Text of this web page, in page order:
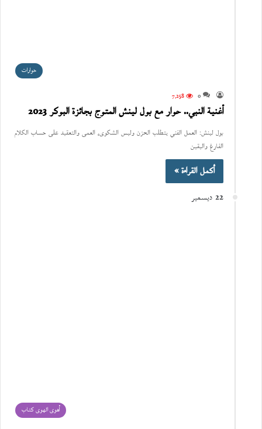
حوارات
0 7٬258
أغنية النبي.. حوار مع بول لينش المتوج بجائزة البوكر 2023
بول لينش: العمل الفني يتطلب الحزن وليس الشكوى، العمى والتعقيد على حساب الكلام
الفارغ واليقين
أكمل القراءة »
22 ديسمبر
أهوى الهوى كتاب